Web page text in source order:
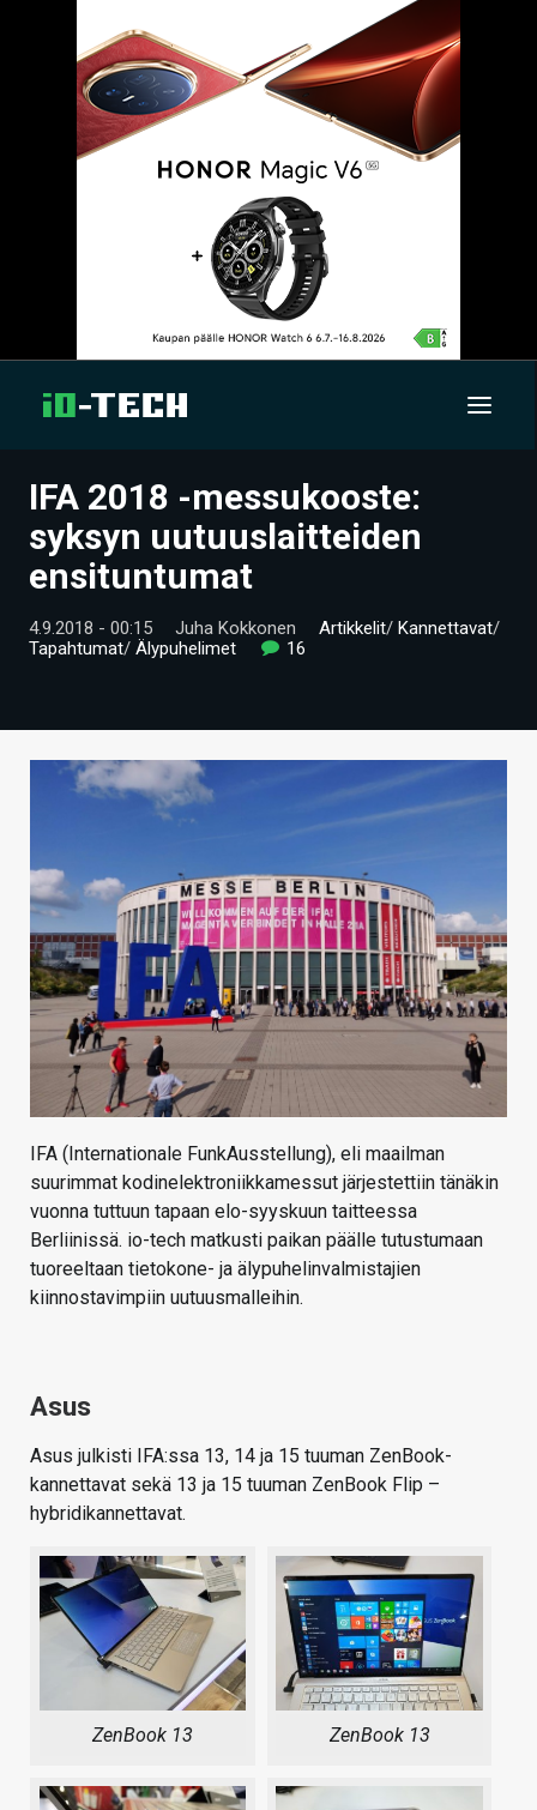
UUTISET
ARTIKKELIT
VIDEOT
HINTA.FI
VAIHDA TEEMA
HAKU
IFA 2018 -messukooste:
syksyn uutuuslaitteiden
ensituntumat
4.9.2018 - 00:15 Juha Kokkonen Artikkelit/ Kannettavat/
Tapahtumat/ Älypuhelimet 16
IFA (Internationale FunkAusstellung), eli maailman
suurimmat kodinelektroniikkamessut järjestettiin tänäkin
vuonna tuttuun tapaan elo-syyskuun taitteessa
Berliinissä. io-tech matkusti paikan päälle tutustumaan
tuoreeltaan tietokone- ja älypuhelinvalmistajien
kiinnostavimpiin uutuusmalleihin.
Asus
Asus julkisti IFA:ssa 13, 14 ja 15 tuuman ZenBook-
kannettavat sekä 13 ja 15 tuuman ZenBook Flip –
hybridikannettavat.
ZenBook 13 ZenBook 13